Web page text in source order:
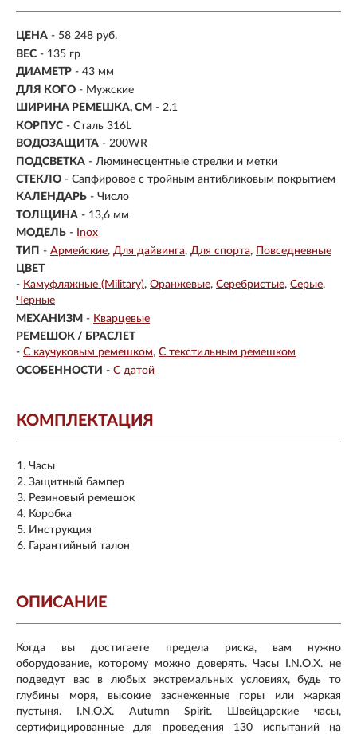
ЦЕНА - 58 248 руб.
ВЕС - 135 гр
ДИАМЕТР - 43 мм
ДЛЯ КОГО - Мужские
ШИРИНА РЕМЕШКА, СМ - 2.1
КОРПУС - Сталь 316L
ВОДОЗАЩИТА - 200WR
ПОДСВЕТКА - Люминесцентные стрелки и метки
СТЕКЛО - Сапфировое с тройным антибликовым покрытием
КАЛЕНДАРЬ - Число
ТОЛЩИНА - 13,6 мм
МОДЕЛЬ -
Inox
ТИП - Армейские Для дайвинга Для спорта
Повседневные
ЦВЕТ
- Камуфляжные (Military) Оранжевые Серебристые Серые
Черные
МЕХАНИЗМ - Кварцевые
РЕМЕШОК / БРАСЛЕТ
- С каучуковым ремешком С текстильным ремешком
ОСОБЕННОСТИ - С датой
КОМПЛЕКТАЦИЯ
Часы
Защитный бампер
Резиновый ремешок
Коробка
Инструкция
Гарантийный талон
ОПИСАНИЕ
Когда вы достигаете предела риска, вам нужно
оборудование, которому можно доверять. Часы I.N.O.X. не
подведут вас в любых экстремальных условиях, будь то
глубины моря, высокие заснеженные горы или жаркая
пустыня. I.N.O.X. Autumn Spirit. Швейцарские часы,
сертифицированные для проведения 130 испытаний на